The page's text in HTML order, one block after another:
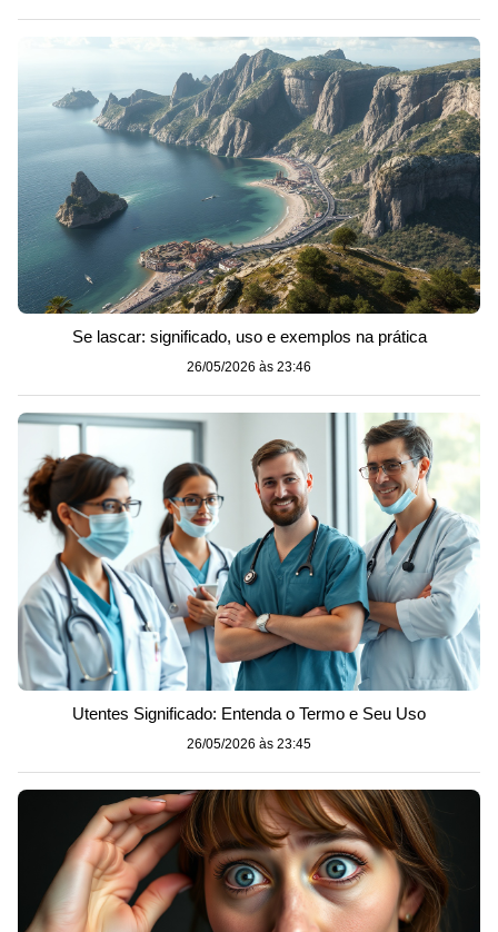
Se lascar: significado, uso e exemplos na prática
26/05/2026 às 23:46
Utentes Significado: Entenda o Termo e Seu Uso
26/05/2026 às 23:45